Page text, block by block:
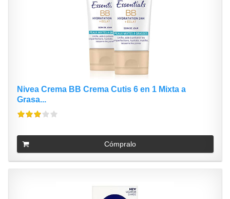
Nivea Crema BB Crema Cutis 6 en 1 Mixta a
Grasa...
Cómpralo